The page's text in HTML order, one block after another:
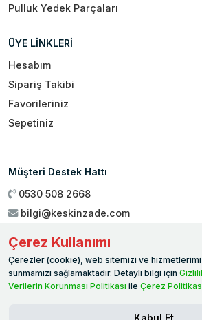
Pulluk Yedek Parçaları
ÜYE LİNKLERİ
Hesabım
Sipariş Takibi
Favorileriniz
Sepetiniz
Müşteri Destek Hattı
0530 508 2668
bilgi@keskinzade.com
Genel Merkez: Yükseliş Mah. 1461.
Ballıca / SAMSUN
Çerez Kullanımı
Çerezler (cookie), web sitemizi ve
sunmamızı sağlamaktadır. Detaylı bilgi için
Verilerin Korunması Politikası ile Çerez